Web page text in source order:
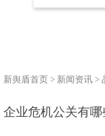
新舆盾首页 > 新闻资讯 >
企业危机公关有哪